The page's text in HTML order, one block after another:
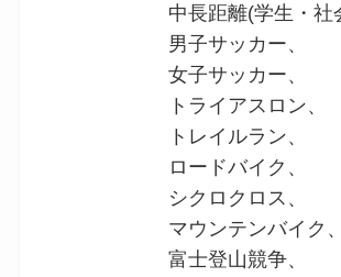
中長距離(学生・社
男子サッカー、
女子サッカー、
トライアスロン、
トレイルラン、
ロードバイク、
シクロクロス、
マウンテンバイク、
富士登山競争、